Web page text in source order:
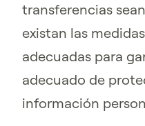
transferencias
existan las
adecuadas para
adecuado de
información